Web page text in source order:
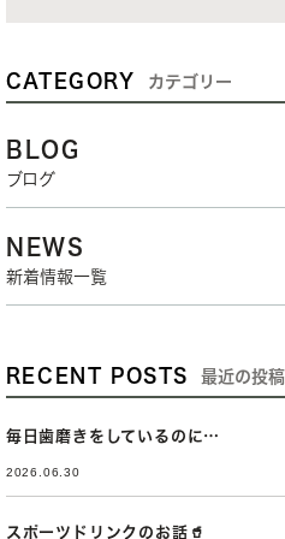
CATEGORY カテゴリー
BLOG
ブログ
NEWS
新着情報一覧
RECENT POSTS 最近の投稿
毎日歯磨きをしているのに…
2026.06.30
スポーツドリンクのお話🥤